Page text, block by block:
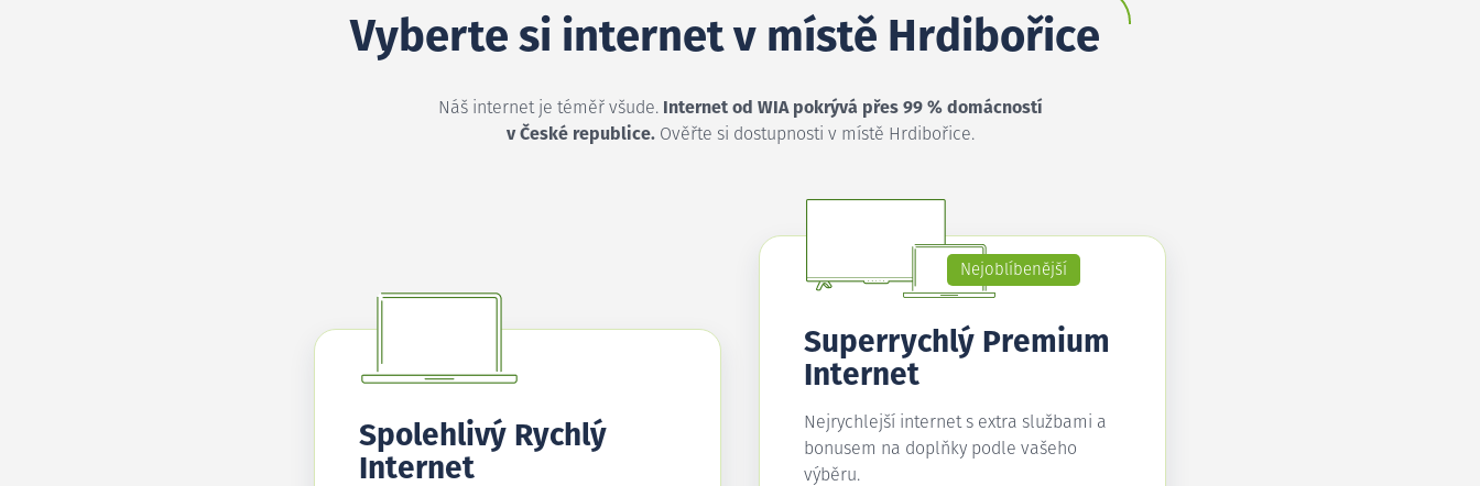
Vyberte si internet v místě Hrdibořice
Náš internet je téměř všude.
Internet od WIA pokrývá přes 99 % domácností
v České republice.Ověřte si dostupnosti v místě Hrdibořice.
Spolehlivý Rychlý
Internet
Nejoblíbenější
Superrychlý Premium
Internet
Nejrychlejší internet s extra službami a
bonusem na doplňky podle vašeho
výběru.